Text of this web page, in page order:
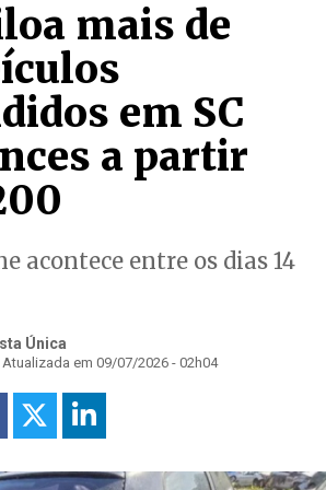
mais de
em SC
a partir
acontece entre os dias 14
Única
Atualizada em 09/07/2026 - 02h04